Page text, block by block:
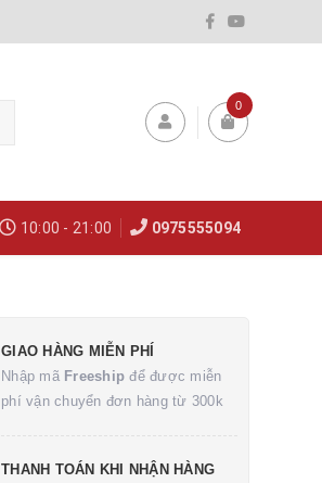
0
10:00 - 21:00 0975555094
GIAO HÀNG MIỄN PHÍ
Nhập mã Freeship để được miễn
phí vận chuyển đơn hàng từ 300k
THANH TOÁN KHI NHẬN HÀNG